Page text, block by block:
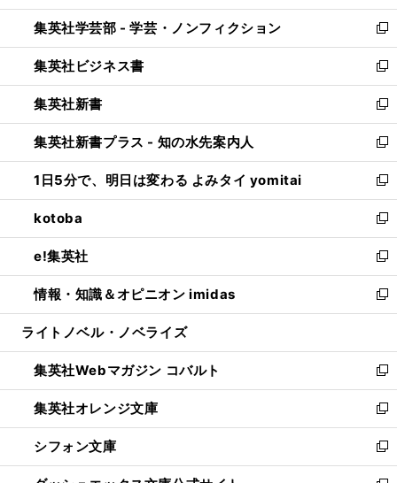
開
く
ウ
で
開
く
ン
ド
ウ
で
開
く
ウ
ィ
ン
ド
ウ
で
開
く
集英社学芸部 - 学芸・ノンフィクション
新
し
い
ウ
ィ
ン
ド
ウ
で
開
く
集英社ビジネス書
新
し
い
ウ
ィ
ン
ド
ウ
で
開
く
集英社新書
新
し
い
ウ
ィ
ン
ド
ウ
で
開
く
集英社新書プラス - 知の水先案内人
新
し
い
ウ
ィ
ン
ド
ウ
で
開
1日5分で、明日は変わる よみタイ yomitai
新
し
い
ウ
ィ
ン
ド
ウ
開
く
kotoba
新
し
い
ウ
ィ
ン
ウ
で
開
く
e!集英社
新
し
い
ウ
ン
ド
ウ
で
開
く
情報・知識＆オピニオン imidas
新
し
ウ
ィ
ン
ド
ウ
で
開
ライトノベル・ノベライズ
集英社Webマガジン コバルト
新
し
い
ウ
ィ
ン
集英社オレンジ文庫
新
し
い
ウ
シフォン文庫
新
し